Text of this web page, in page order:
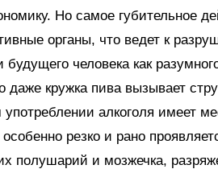
Но самое губительное
органы, что ведет к
будущего человека как
даже кружка пива вызывает
алкоголя имеет
резко и рано
полушарий и мозжечка,